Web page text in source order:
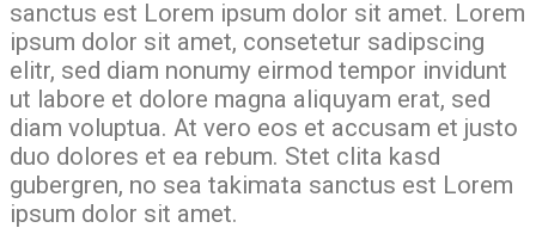
sanctus est Lorem ipsum dolor sit amet. Lorem
ipsum dolor sit amet, consetetur sadipscing
elitr, sed diam nonumy eirmod tempor invidunt
ut labore et dolore magna aliquyam erat, sed
diam voluptua. At vero eos et accusam et justo
duo dolores et ea rebum. Stet clita kasd
gubergren, no sea takimata sanctus est Lorem
ipsum dolor sit amet.